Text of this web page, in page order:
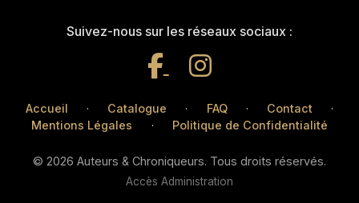
Suivez-nous sur les réseaux sociaux :
Accueil · Catalogue · FAQ · Contact
·
Mentions Légales
· Politique de Confidentialité
© 2026 Auteurs & Chroniqueurs. Tous droits réservés.
Accès Administration